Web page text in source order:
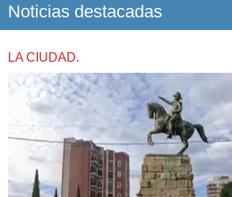
Noticias destacadas
LA CIUDAD.